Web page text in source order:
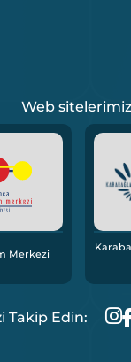
Web
Merkezi
Takip Edin: